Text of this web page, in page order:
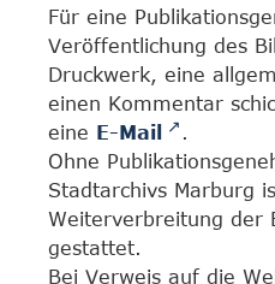
Für eine
Veröffentlichung des
Druckwerk, eine
einen Kommentar
eine E-Mail
.
Ohne
Stadtarchivs Marburg
Weiterverbreitung der
gestattet.
Bei Verweis auf die